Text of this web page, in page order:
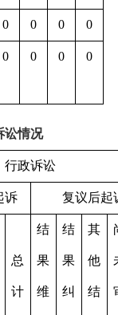
0 0 0 0
0 0 0 0
讼情况
行政诉讼
诉 复议后起
总
计
结
果
维
结
果
纠
其
他
结